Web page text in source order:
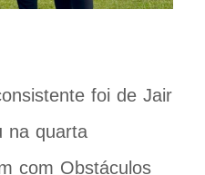
foi de Jair
na quarta
com Obstáculos